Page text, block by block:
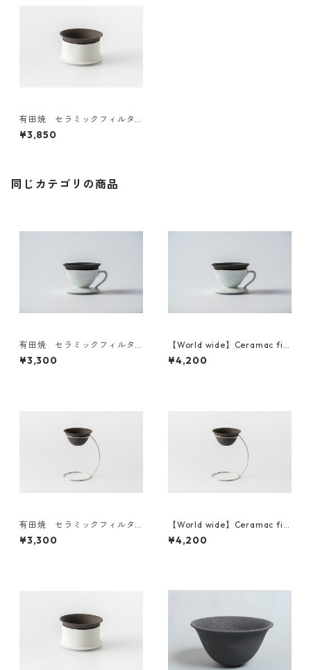
有田焼 セラミックフィルタ
ー＆ドリッパーセット（新
型）Japan domestic
¥3,850
同じカテゴリの商品
有田焼 セラミックフィルタ
ー＆ドリッパーセット（定
番）Japan domestic
¥3,300
【World wide】Ceramac filt
er ＆dripper set 海外発送
¥4,200
有田焼 セラミックフィルタ
ー＆スタンドセット Japan do
mestic
¥3,300
【World wide】Ceramac filt
er ＆Stand Set 海外発送
¥4,200